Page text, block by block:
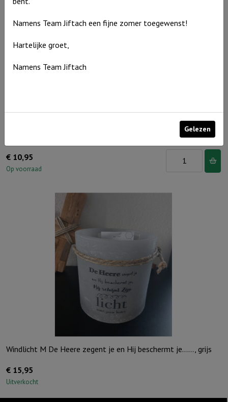
€ 10,95
Op voorraad
aantal
Windlicht M De Heere zegent je en Hij beschermt je……, grijs
€ 15,95
Uitverkocht
Namens Team Jiftach een fijne zomer toegewenst!
Hartelijke groet,
Namens Team Jiftach
Gelezen